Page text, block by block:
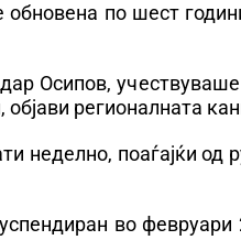
по шест
Осипов,
регионалната
неделно, поаѓајќи од
во